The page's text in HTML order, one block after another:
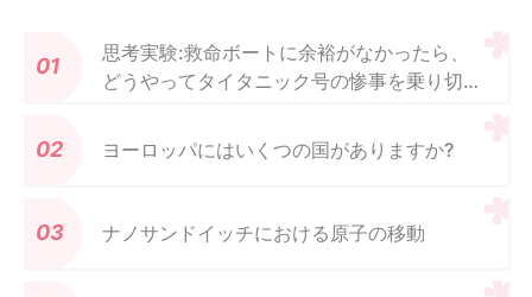
思考実験:救命ボートに余裕がなかったら、
どうやってタイタニック号の惨事を乗り切る
ヨーロッパにはいくつの国がありますか?
ナノサンドイッチにおける原子の移動